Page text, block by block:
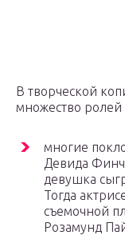
В творческой
множество ролей
многие
Девида
девушка
Тогда
съемочной
Розамунд